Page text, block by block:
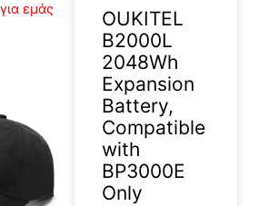
για εμάς
OUKITEL
B2000L
2048Wh
Expansion
Battery,
Compatible
with
BP3000E
Only